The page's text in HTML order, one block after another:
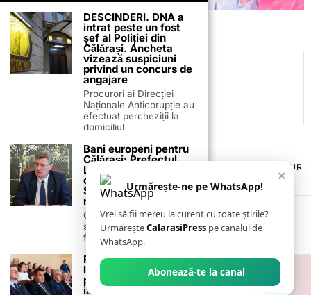
C.C
TERMENI ȘI CONDIȚII
POLITICA DE ANULARE & RETUR
PUBLICITATE ONLINE & TIPĂRITĂ
CONTACT
ZIARUL ANUNȚUL CĂLĂRĂȘEAN
×
Urmărește-ne pe WhatsApp!
Vrei să fii mereu la curent cu toate știrile?
UrmareșteCalarasiPress pe canalul de
WhatsApp.
Abonează-te la canal
DESCINDERI. DNA a
intrat peste un fost
șef al Poliției din
Călărași. Ancheta
vizează suspiciuni
privind un concurs de
angajare
Procurori ai Direcției
Naționale Anticorupție au
efectuat percheziții la
domiciliul
Bani europeni pentru
Călărași: Prefectul
Laurențiu State anunță
colaborarea cu ADR
Sud-Muntenia pentru
noi finanțări
Călărașul se pregătește
să intre pe harta
finanțărilor europene, cu
Francofonia, celebrată
la Oltenița: elevii au
primit atestate DELF,
iar cultura franceză a